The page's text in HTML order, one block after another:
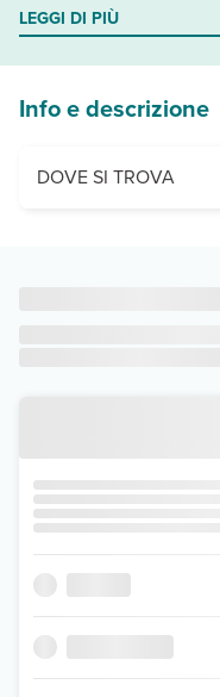
LEGGI DI PIÙ
Info e descrizione
DOVE SI TROVA